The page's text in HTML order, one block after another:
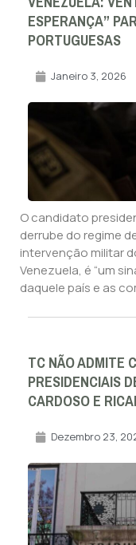
ESPERANÇA”
PORTUGUESAS
Janeiro 3, 2026
O candidato
derrube do regime
intervenção militar
Venezuela, é “um
daquele país e as
TC NÃO ADMITE
PRESIDENCIAIS
CARDOSO E
Dezembro 23,